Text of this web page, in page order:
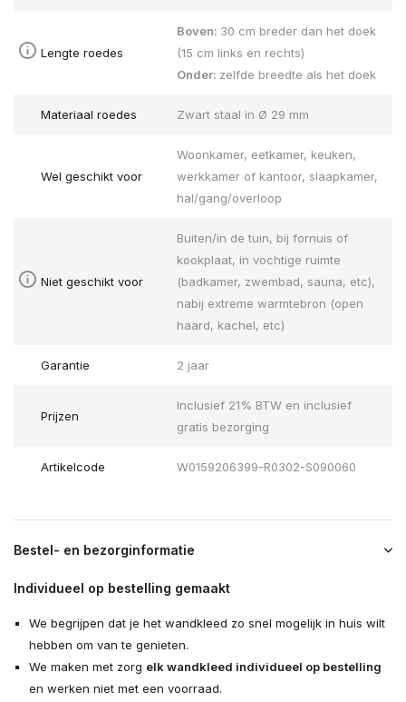
Lengte roedes
Boven: 30 cm breder dan het doek
(15 cm links en rechts)
Onder: zelfde breedte als het doek
Materiaal roedes Zwart staal in Ø 29 mm
Wel geschikt voor
Woonkamer, eetkamer, keuken,
werkkamer of kantoor, slaapkamer,
hal/gang/overloop
Niet geschikt voor
Buiten/in de tuin, bij fornuis of
kookplaat, in vochtige ruimte
(badkamer, zwembad, sauna, etc),
nabij extreme warmtebron (open
haard, kachel, etc)
Garantie 2 jaar
Prijzen
Inclusief 21% BTW en inclusief
gratis bezorging
Artikelcode W0159206399-R0302-S090060
Bestel- en bezorginformatie
Individueel op bestelling gemaakt
We begrijpen dat je het wandkleed zo snel mogelijk in huis wilt
hebben om van te genieten.
We maken met zorg elk wandkleed individueel op bestelling
en werken niet met een voorraad.